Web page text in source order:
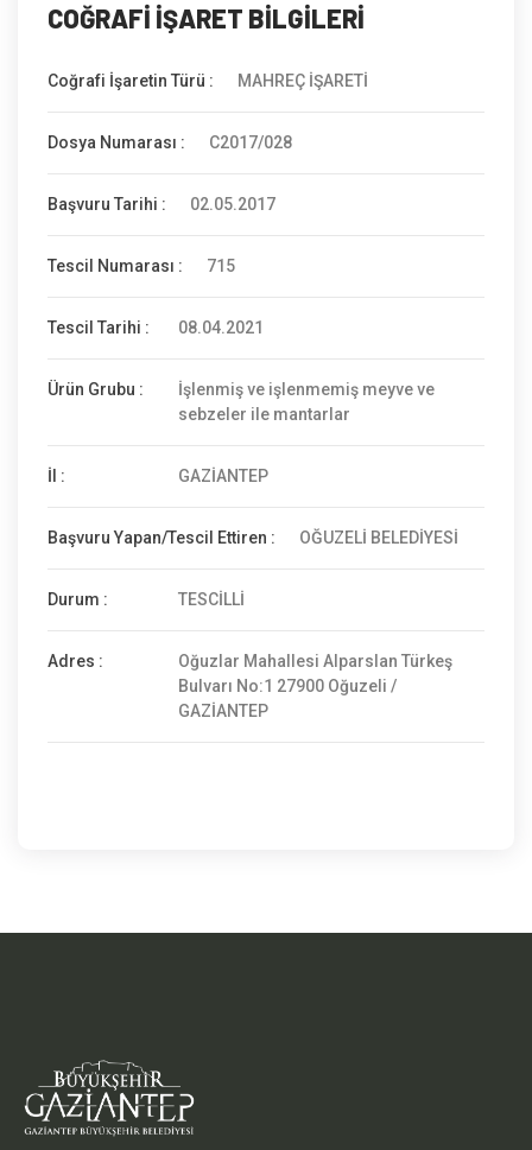
COĞRAFİ İŞARET BİLGİLERİ
Coğrafi İşaretin Türü : MAHREÇ İŞARETİ
Dosya Numarası : C2017/028
Başvuru Tarihi : 02.05.2017
Tescil Numarası : 715
Tescil Tarihi : 08.04.2021
Ürün Grubu :
İşlenmiş ve işlenmemiş meyve ve
sebzeler ile mantarlar
İl : GAZİANTEP
Başvuru Yapan/Tescil Ettiren : OĞUZELİ BELEDİYESİ
Durum : TESCİLLİ
Adres :
Oğuzlar Mahallesi Alparslan Türkeş
Bulvarı No:1 27900 Oğuzeli /
GAZİANTEP